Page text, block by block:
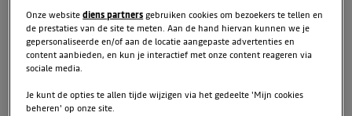
Achternaam
Onze websitediens partners gebruiken cookies om bezoekers te tellen en
de prestaties van de site te meten. Aan de hand hiervan kunnen we je
gepersonaliseerde en/of aan de locatie aangepaste advertenties en
content aanbieden, en kun je interactief met onze content reageren via
sociale media.
Je kunt de opties te allen tijde wijzigen via het gedeelte 'Mijn cookies
beheren' op onze site.